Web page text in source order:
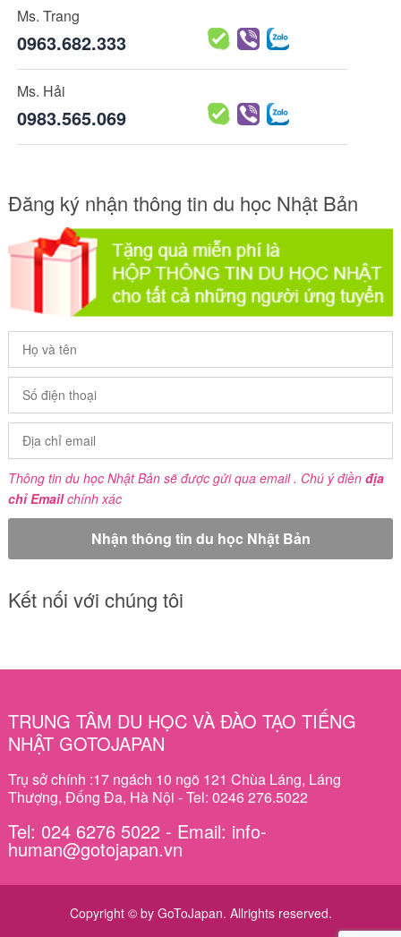
Ms. Trang
0963.682.333
Ms. Hải
0983.565.069
Đăng ký nhận thông tin du học Nhật Bản
Thông tin du học Nhật Bản sẽ được gửi qua email . Chú ý điền địa
chỉ Emailchính xác
Kết nối với chúng tôi
TRUNG TÂM DU HỌC VÀ ĐÀO TẠO TIẾNG
NHẬT GOTOJAPAN
Trụ sở chính :17 ngách 10 ngõ 121 Chùa Láng, Láng
Thượng, Đống Đa, Hà Nội - Tel: 0246 276.5022
Tel: 024 6276 5022 - Email: info-
human@gotojapan.vn
Copyright © by GoToJapan. Allrights reserved.